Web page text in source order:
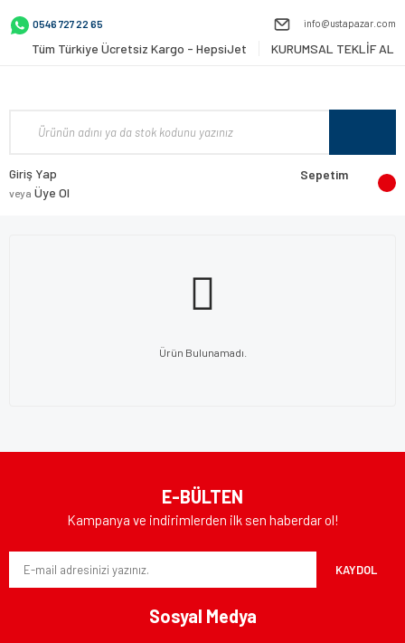
0546 727 22 65 info@ustapazar.com
Tüm Türkiye Ücretsiz Kargo - HepsiJet KURUMSAL TEKLİF AL
Giriş Yap
veya Üye Ol
Sepetim
Ürün Bulunamadı.
E-BÜLTEN
Kampanya ve indirimlerden ilk sen haberdar ol!
KAYDOL
Sosyal Medya